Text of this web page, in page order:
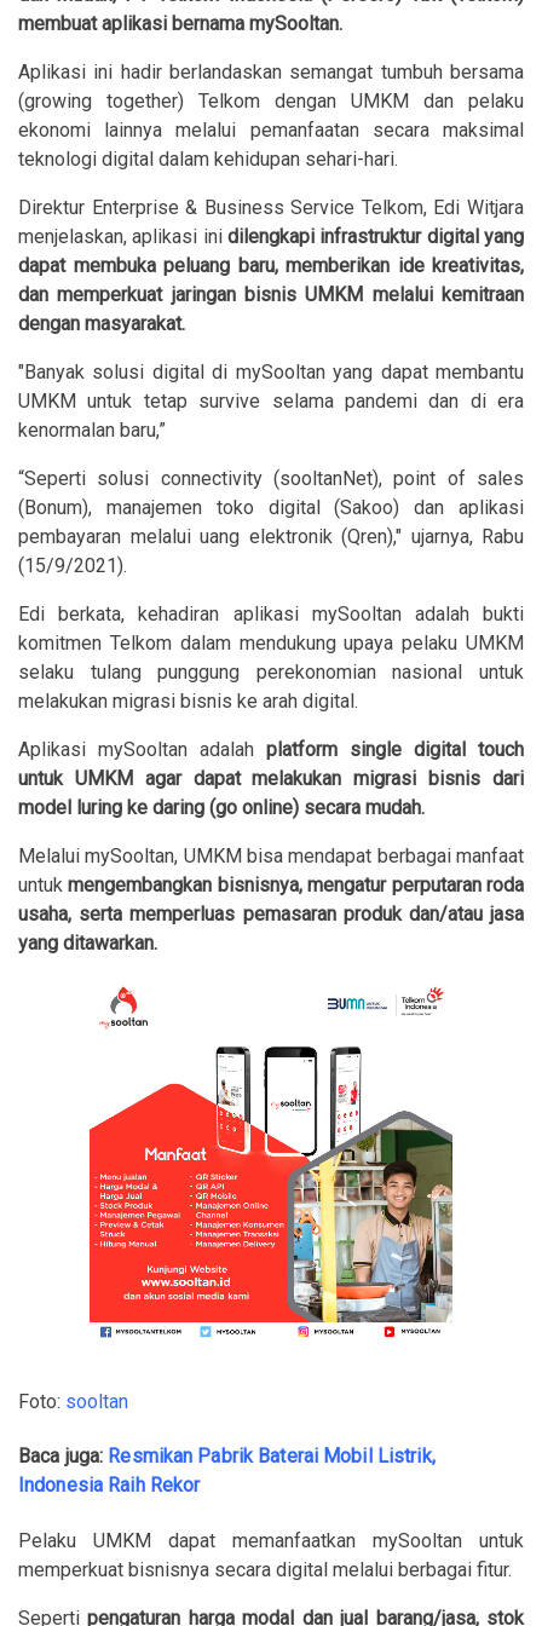
membuat aplikasi bernama mySooltan.
Aplikasi ini hadir berlandaskan semangat tumbuh bersama
(growing together) Telkom dengan UMKM dan pelaku
ekonomi lainnya melalui pemanfaatan secara maksimal
teknologi digital dalam kehidupan sehari-hari.
Direktur Enterprise & Business Service Telkom, Edi Witjara
menjelaskan, aplikasi ini dilengkapi infrastruktur digital yang
dapat membuka peluang baru, memberikan ide kreativitas,
dan memperkuat jaringan bisnis UMKM melalui kemitraan
dengan masyarakat.
"Banyak solusi digital di mySooltan yang dapat membantu
UMKM untuk tetap survive selama pandemi dan di era
kenormalan baru,”
“Seperti solusi connectivity (sooltanNet), point of sales
(Bonum), manajemen toko digital (Sakoo) dan aplikasi
pembayaran melalui uang elektronik (Qren)," ujarnya, Rabu
(15/9/2021).
Edi berkata, kehadiran aplikasi mySooltan adalah bukti
komitmen Telkom dalam mendukung upaya pelaku UMKM
selaku tulang punggung perekonomian nasional untuk
melakukan migrasi bisnis ke arah digital.
Aplikasi mySooltan adalah platform single digital touch
untuk UMKM agar dapat melakukan migrasi bisnis dari
model luring ke daring (go online) secara mudah.
Melalui mySooltan, UMKM bisa mendapat berbagai manfaat
untukmengembangkan bisnisnya, mengatur perputaran roda
usaha, serta memperluas pemasaran produk dan/atau jasa
yang ditawarkan.
Foto: sooltan
Baca juga: Resmikan Pabrik Baterai Mobil Listrik,
Indonesia Raih Rekor
Pelaku UMKM dapat memanfaatkan mySooltan untuk
memperkuat bisnisnya secara digital melalui berbagai fitur.
Sepertipengaturan harga modal dan jual barang/jasa, stok